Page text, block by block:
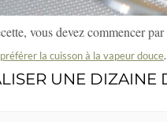
vous devez commencer
la cuisson à la vapeur douce.
UNE DIZAINE